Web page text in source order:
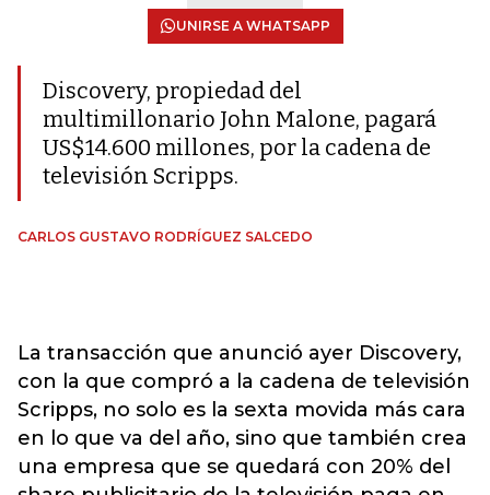
UNIRSE A WHATSAPP
Discovery, propiedad del
multimillonario John Malone, pagará
US$14.600 millones, por la cadena de
televisión Scripps.
CARLOS GUSTAVO RODRÍGUEZ SALCEDO
La transacción que anunció ayer Discovery,
con la que compró a la cadena de televisión
Scripps, no solo es la sexta movida más cara
en lo que va del año, sino que también crea
una empresa que se quedará con 20% del